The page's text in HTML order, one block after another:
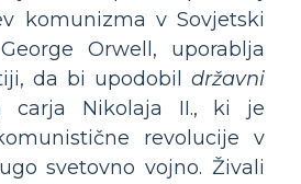
komunizma v Sovjetski
Orwell, uporablja
da bi upodobil državni
carja Nikolaja II., ki je
revolucije v
svetovno vojno. Živali